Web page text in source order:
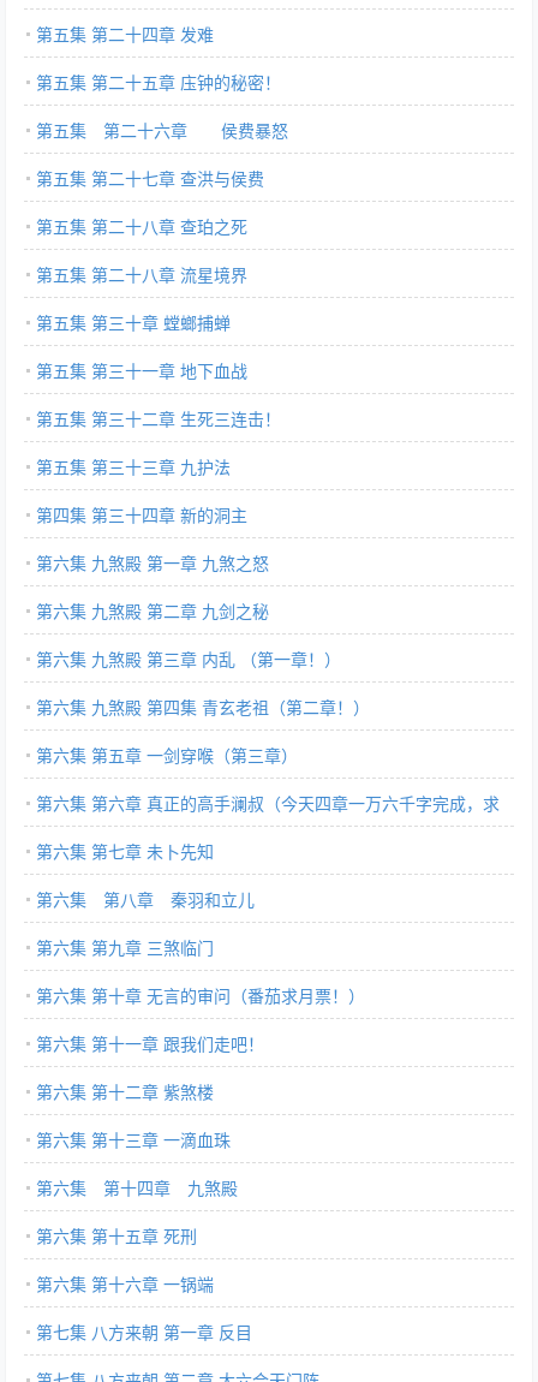
第五集 第二十四章 发难
第五集 第二十五章 庒钟的秘密！
第五集 第二十六章 侯费暴怒
第五集 第二十七章 查洪与侯费
第五集 第二十八章 查珀之死
第五集 第二十八章 流星境界
第五集 第三十章 螳螂捕蝉
第五集 第三十一章 地下血战
第五集 第三十二章 生死三连击！
第五集 第三十三章 九护法
第四集 第三十四章 新的洞主
第六集 九煞殿 第一章 九煞之怒
第六集 九煞殿 第二章 九剑之秘
第六集 九煞殿 第三章 内乱 （第一章！）
第六集 九煞殿 第四集 青玄老祖（第二章！）
第六集 第五章 一剑穿喉（第三章）
第六集 第六章 真正的高手澜叔（今天四章一万六千字完成，求
月票！）
第六集 第七章 未卜先知
第六集 第八章 秦羽和立儿
第六集 第九章 三煞临门
第六集 第十章 无言的审问（番茄求月票！）
第六集 第十一章 跟我们走吧！
第六集 第十二章 紫煞楼
第六集 第十三章 一滴血珠
第六集 第十四章 九煞殿
第六集 第十五章 死刑
第六集 第十六章 一锅端
第七集 八方来朝 第一章 反目